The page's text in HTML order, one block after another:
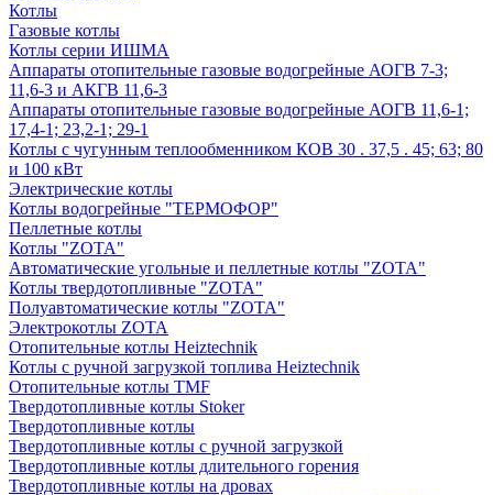
Котлы
Газовые котлы
Котлы серии ИШМА
Аппараты отопительные газовые водогрейные АОГВ 7-3;
11,6-3 и АКГВ 11,6-3
Аппараты отопительные газовые водогрейные АОГВ 11,6-1;
17,4-1; 23,2-1; 29-1
Котлы с чугунным теплообменником КОВ 30 . 37,5 . 45; 63; 80
и 100 кВт
Электрические котлы
Котлы водогрейные "ТЕРМОФОР"
Пеллетные котлы
Котлы "ZOTA"
Автоматические угольные и пеллетные котлы "ZOTA"
Котлы твердотопливные "ZOTA"
Полуавтоматические котлы "ZOTA"
Электрокотлы ZOTA
Отопительные котлы Heiztechnik
Котлы с ручной загрузкой топлива Heiztechnik
Отопительные котлы TMF
Твердотопливные котлы Stoker
Твердотопливные котлы
Твердотопливные котлы с ручной загрузкой
Твердотопливные котлы длительного горения
Твердотопливные котлы на дровах